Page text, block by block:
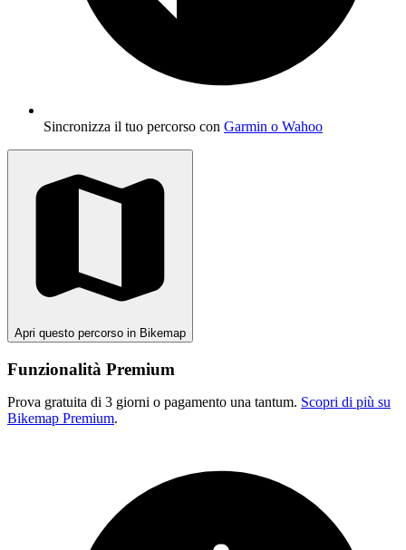
Sincronizza il tuo percorso con Garmin o Wahoo
Apri questo percorso in Bikemap
Funzionalità Premium
Prova gratuita di 3 giorni o pagamento una tantum. Scopri di più su
Bikemap Premium.